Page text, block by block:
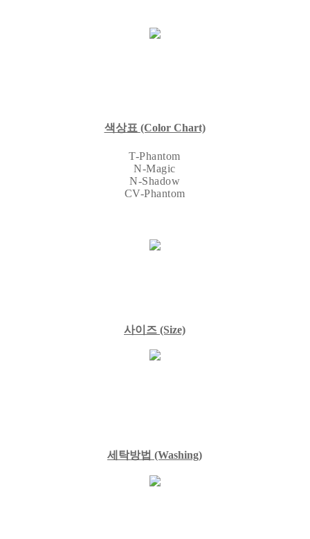
색상표 (Color Chart)
T-Phantom
N-Magic
N-Shadow
CV-Phantom
사이즈 (Size)
세탁방법 (Washing)